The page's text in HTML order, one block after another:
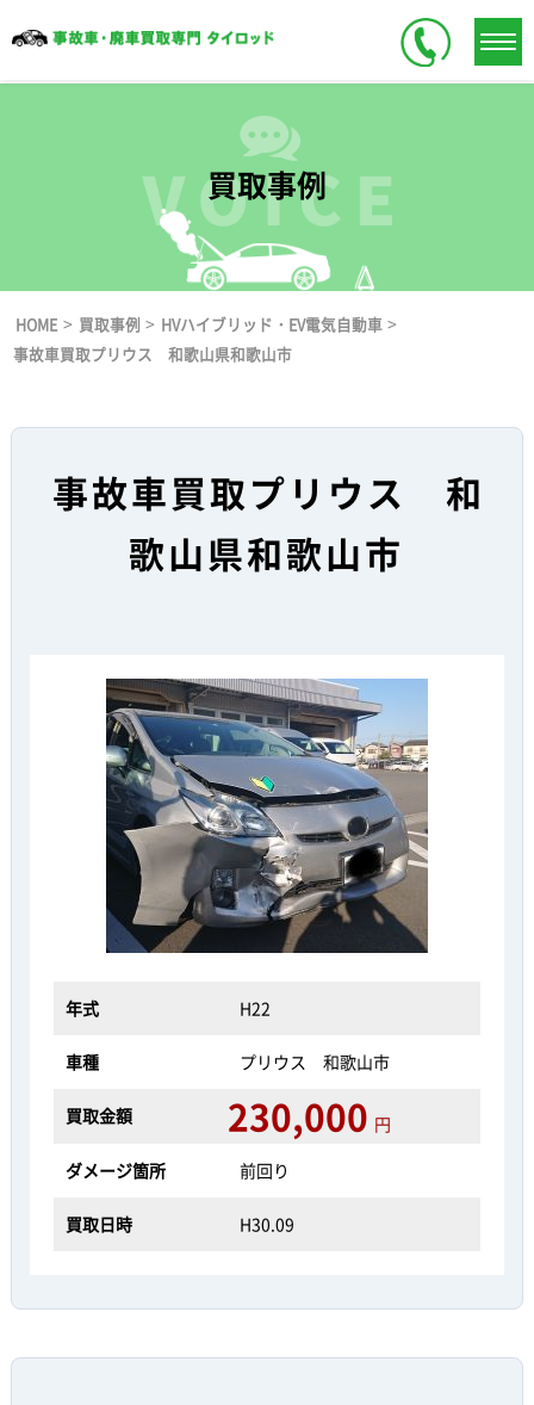
買取事例
HOME > 買取事例 > HVハイブリッド・EV電気自動車 >
事故車買取プリウス 和歌山県和歌山市
事故車買取プリウス 和
歌山県和歌山市
年式 H22
車種 プリウス 和歌山市
買取金額 230,000 円
ダメージ箇所
前回り
買取日時 H30.09